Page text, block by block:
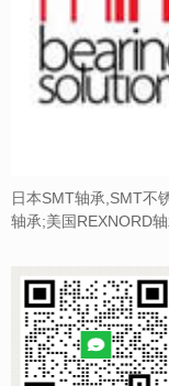
日本SMT轴承,SMT不
轴承;美国REXNORD